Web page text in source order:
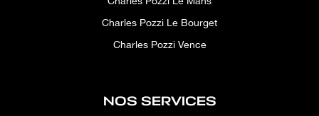
Charles Pozzi Le Bourget
Charles Pozzi Vence
NOS SERVICES